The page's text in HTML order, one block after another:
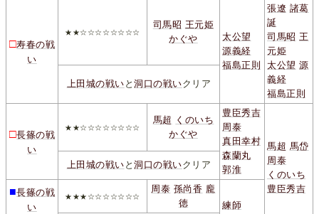
□寿春の戦
い
★★☆☆☆☆☆☆☆☆
司馬昭 王元姫
かぐや
太公望
源義経
福島正則
張遼 諸葛
誕
司馬昭 王
元姫
太公望 源
義経
福島正則
上田城の戦い と洞口の戦いクリア
□長篠の戦
い
★★☆☆☆☆☆☆☆☆
馬超 くのいち
かぐや
豊臣秀吉
周泰
真田幸村
森蘭丸
郭淮
馬超 馬岱
周泰
くのいち
豊臣秀吉
上田城の戦い と洞口の戦いクリア
■長篠の戦
い
★★★☆☆☆☆☆☆☆
周泰 孫尚香 龐
徳
練師